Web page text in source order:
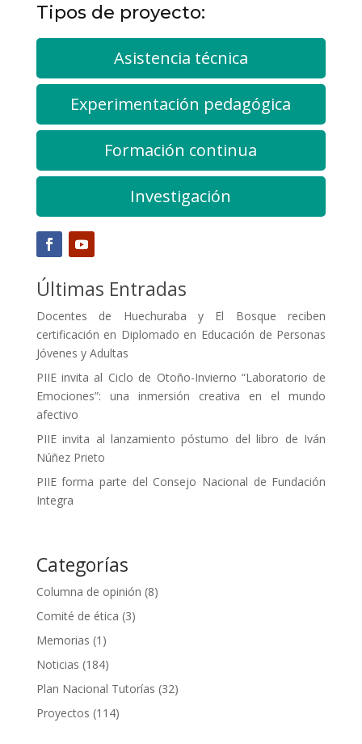
Tipos de proyecto:
Asistencia técnica
Experimentación pedagógica
Formación continua
Investigación
Últimas Entradas
Docentes de Huechuraba y El Bosque reciben
certificación en Diplomado en Educación de Personas
Jóvenes y Adultas
PIIE invita al Ciclo de Otoño-Invierno “Laboratorio de
Emociones”: una inmersión creativa en el mundo
afectivo
PIIE invita al lanzamiento póstumo del libro de Iván
Núñez Prieto
PIIE forma parte del Consejo Nacional de Fundación
Integra
Categorías
Columna de opinión (8)
Comité de ética (3)
Memorias (1)
Noticias (184)
Plan Nacional Tutorías (32)
Proyectos (114)